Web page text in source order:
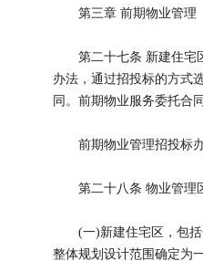
第三章 前期物业管理
第二十七条 新建住宅区
办法，通过招投标的方式
同。前期物业服务委托合
前期物业管理招投标办
第二十八条 物业管理区
(一)新建住宅区，包括
整体规划设计范围确定为